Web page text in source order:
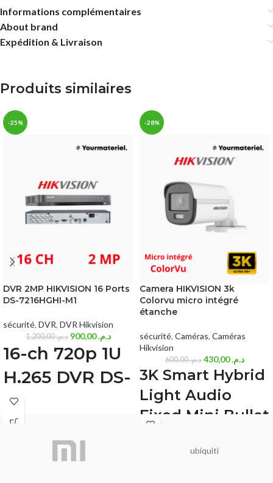
Informations complémentaires
About brand
Expédition & Livraison
Produits similaires
-25%
DVR 2MP HIKVISION 16 Ports
DS-7216HGHI-M1
sécurité, DVR, DVR Hikvision
د.م.1.200,00 د.م.900,00
16-ch 720p 1U
H.265 DVR DS-
7216HGHI-M1
Deep learning based human and
H.265 Pro+/H.265 Pro/H.265 video
-28%
Camera HIKVISION 3k
Colorvu micro intégré
étanche
sécurité, Caméras, Caméras
Hikvision
د.م.600,00 د.م.430,00
3K Smart Hybrid
Light Audio
Fixed Mini Bullet
2CE16K0T-
ubiquiti